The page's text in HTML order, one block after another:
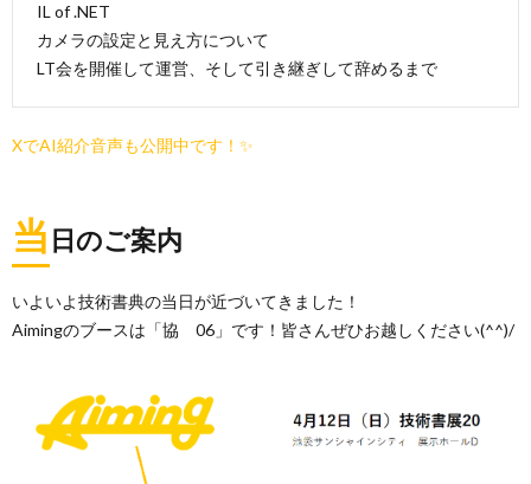
IL of .NET
カメラの設定と見え方について
LT会を開催して運営、そして引き継ぎして辞めるまで
XでAI紹介音声も公開中です！✨
当 日のご案内
いよいよ技術書典の当日が近づいてきました！
Aimingのブースは「協 06」です！皆さんぜひお越しください(^^)/